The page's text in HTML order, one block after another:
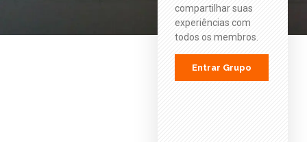
compartilhar suas
experiências com
todos os membros.
Entrar Grupo